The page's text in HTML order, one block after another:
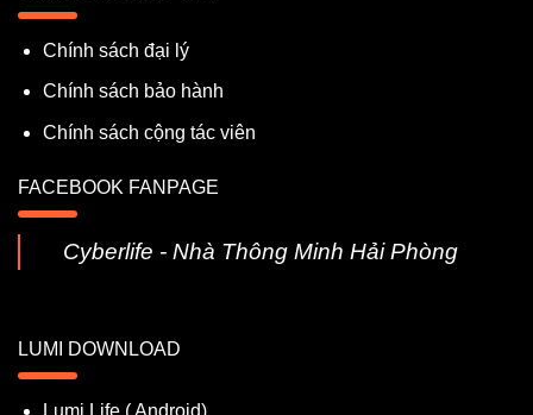
Chính sách đại lý
Chính sách bảo hành
Chính sách cộng tác viên
FACEBOOK FANPAGE
Cyberlife - Nhà Thông Minh Hải Phòng
LUMI DOWNLOAD
Lumi Life ( Android)